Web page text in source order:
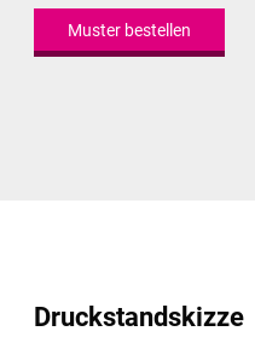
Muster bestellen
Druckstandskizze